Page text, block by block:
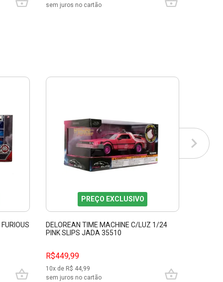
sem juros no cartão
PREÇO EXCLUSIVO
DELOREAN TIME MACHINE C/LUZ 1/24
PINK SLIPS JADA 35510
R$449,99
10x de R$ 44,99
sem juros no cartão